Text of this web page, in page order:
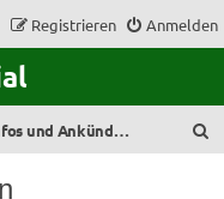
Anmelden
Registrieren
Infos und Ankündigungen